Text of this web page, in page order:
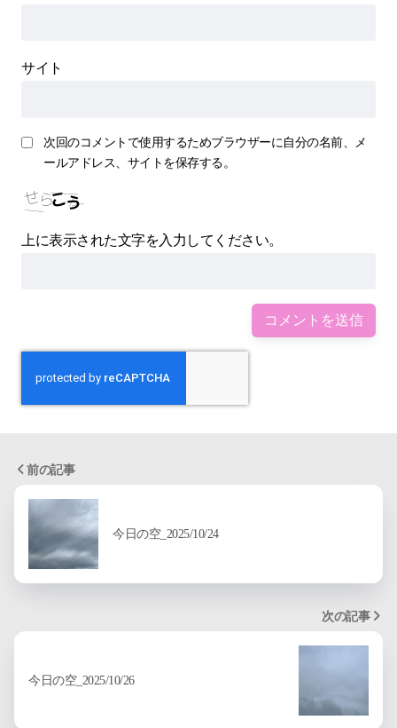
サイト
次回のコメントで使用するためブラウザーに自分の名前、メ
ールアドレス、サイトを保存する。
上に表示された文字を入力してください。
前の記事
今日の空_2025/10/24
次の記事
今日の空_2025/10/26